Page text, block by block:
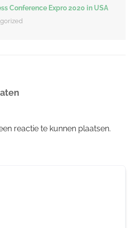
Conference Expro 2020 in USA
reactie te kunnen plaatsen.